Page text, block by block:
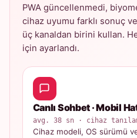
PWA güncellenmedi,
cihaz uyumu farklı sonuç
üç kanaldan birini kullan.
için ayarlandı.
Canlı Sohbet · Mobil
avg. 38 sn · cihaz
Cihaz modeli, OS sürümü